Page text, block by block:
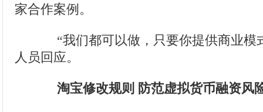
家合作案例。
“我们都可以做，只要你提供商业模
人员回应。
淘宝修改规则 防范虚拟货币融资风